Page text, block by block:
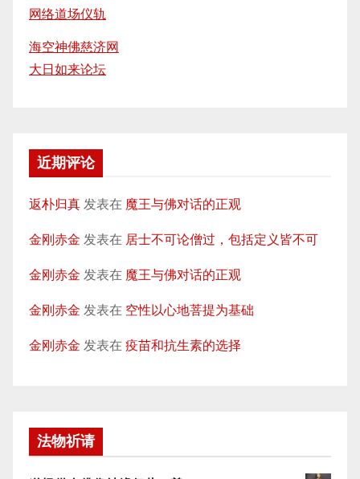
网络道场仪轨
海空神佛慈济网
大日如来论坛
近期评论
返朴归真 发表在 魔王与佛对话的正观
金刚赤金 发表在 居士不可论僧过，包括定义皆不可
金刚赤金 发表在 魔王与佛对话的正观
金刚赤金 发表在 空性以心地菩提为基础
金刚赤金 发表在 疫苗和抗生素的选择
法物祈请